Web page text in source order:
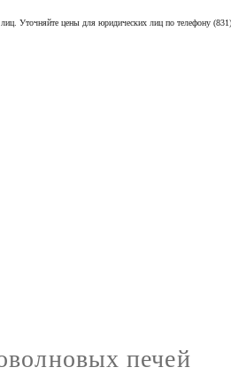
Уточняйте цены для юридических лиц по телефону
печей